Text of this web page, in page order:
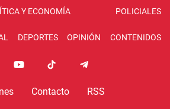
Y ECONOMÍA POLICIALES
DEPORTES OPINIÓN CONTENIDOS
Contacto RSS